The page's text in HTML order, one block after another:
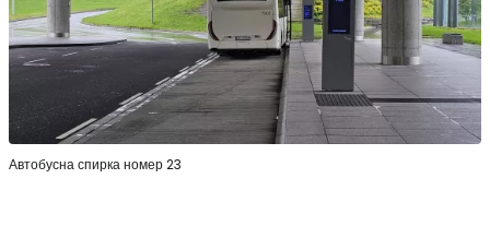
Автобусна спирка номер 23